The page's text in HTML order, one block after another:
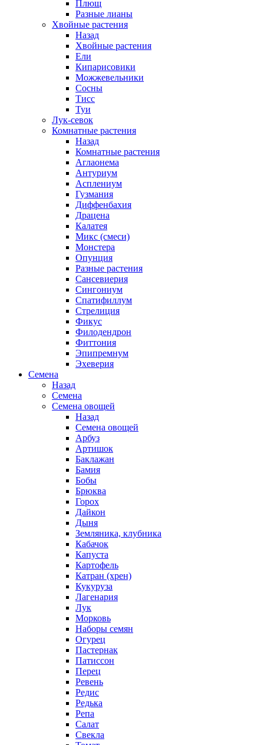
Плющ
Разные лианы
Хвойные растения
Назад
Хвойные растения
Ели
Кипарисовики
Можжевельники
Сосны
Тисс
Туи
Лук-севок
Комнатные растения
Назад
Комнатные растения
Аглаонема
Антуриум
Асплениум
Гузмания
Диффенбахия
Драцена
Калатея
Микс (смеси)
Монстера
Опунция
Разные растения
Сансевиерия
Сингониум
Спатифиллум
Стрелиция
Фикус
Филодендрон
Фиттония
Эпипремнум
Эхеверия
Семена
Назад
Семена
Семена овощей
Назад
Семена овощей
Арбуз
Артишок
Баклажан
Бамия
Бобы
Брюква
Горох
Дайкон
Дыня
Земляника, клубника
Кабачок
Капуста
Картофель
Катран (хрен)
Кукуруза
Лагенария
Лук
Морковь
Наборы семян
Огурец
Пастернак
Патиссон
Перец
Ревень
Редис
Редька
Репа
Салат
Свекла